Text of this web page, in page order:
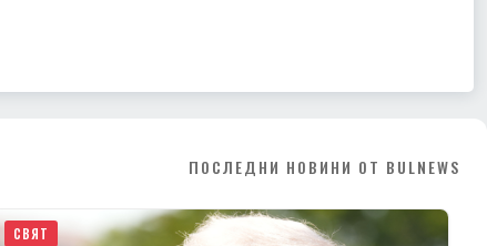
ПОСЛЕДНИ НОВИНИ ОТ BULNEWS
СВЯТ